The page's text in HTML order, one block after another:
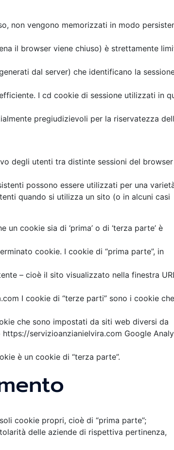
non vengono memorizzati in modo
il browser viene chiuso) è strettamente
dal server) che identificano la
I cd cookie di sessione utilizzati in
pregiudizievoli per la riservatezza
degli utenti tra distinte sessioni del
possono essere utilizzati per una
quando si utilizza un sito (o in alcuni casi
cookie sia di ‘prima’ o di ‘terza parte’ è
cookie. I cookie di “prima parte”, in
– cioè il sito visualizzato nella finestra
I cookie di “terze parti” sono i cookie che
che sono impostati da siti web diversi da
servizioanzianielvira.com Google
è un cookie di “terza parte”.
cookie propri, cioè di “prima parte”;
delle aziende di rispettiva pertinenza,